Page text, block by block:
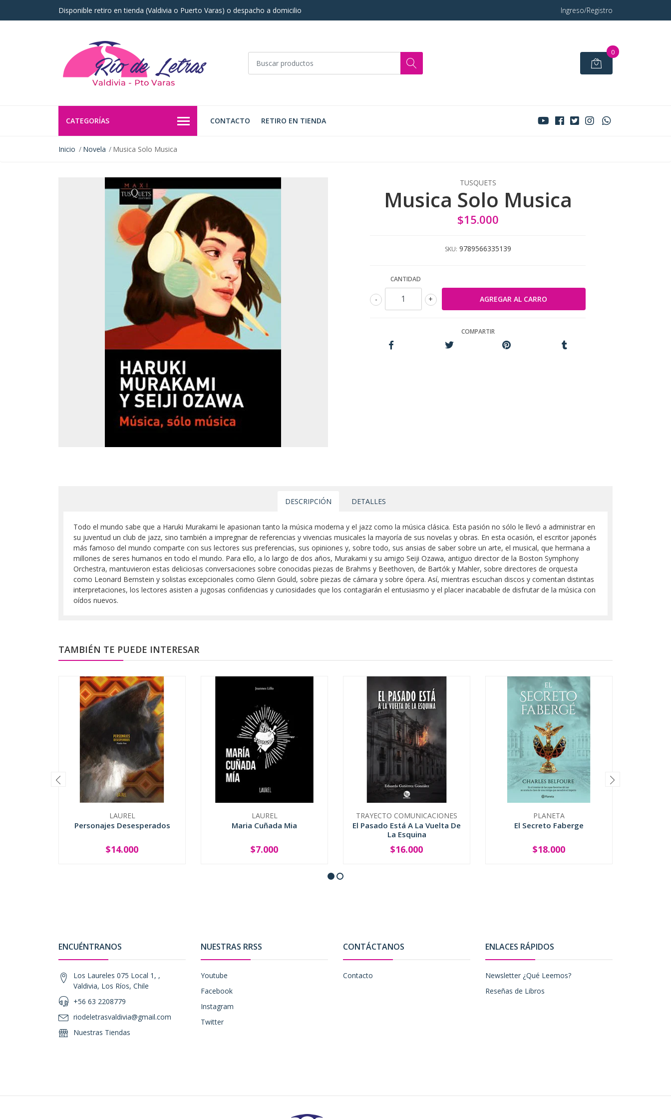
Disponible retiro en tienda (Valdivia o Puerto Varas) o despacho a domicilio Ingreso/Registro
0
CATEGORÍAS CONTACTO RETIRO EN TIENDA
Inicio Novela Musica Solo Musica
TUSQUETS
Musica Solo Musica
$15.000
SKU: 9789566335139
CANTIDAD
+
-
COMPARTIR
DESCRIPCIÓN DETALLES
Todo el mundo sabe que a Haruki Murakami le apasionan tanto la música moderna y el jazz como la música clásica. Esta pasión no sólo le llevó a administrar en
su juventud un club de jazz, sino también a impregnar de referencias y vivencias musicales la mayoría de sus novelas y obras. En esta ocasión, el escritor japonés
más famoso del mundo comparte con sus lectores sus preferencias, sus opiniones y, sobre todo, sus ansias de saber sobre un arte, el musical, que hermana a
millones de seres humanos en todo el mundo. Para ello, a lo largo de dos años, Murakami y su amigo Seiji Ozawa, antiguo director de la Boston Symphony
Orchestra, mantuvieron estas deliciosas conversaciones sobre conocidas piezas de Brahms y Beethoven, de Bartók y Mahler, sobre directores de orquesta
como Leonard Bernstein y solistas excepcionales como Glenn Gould, sobre piezas de cámara y sobre ópera. Así, mientras escuchan discos y comentan distintas
interpretaciones, los lectores asisten a jugosas confidencias y curiosidades que los contagiarán el entusiasmo y el placer inacabable de disfrutar de la música con
oídos nuevos.
TAMBIÉN TE PUEDE INTERESAR
LAUREL
Personajes Desesperados
+
$14.000
LAUREL
Maria Cuñada Mia
+
$7.000
TRAYECTO COMUNICACIONES
El Pasado Está A La Vuelta De
La Esquina
+
$16.000
PLANETA
El Secreto Faberge
+
$18.000
ENCUÉNTRANOS
Los Laureles 075 Local 1, ,
Valdivia, Los Ríos, Chile
+56 63 2208779
riodeletrasvaldivia@gmail.com
Nuestras Tiendas
NUESTRAS RRSS
Youtube
Facebook
Instagram
Twitter
CONTÁCTANOS
Contacto
ENLACES RÁPIDOS
Newsletter ¿Qué Leemos?
Reseñas de Libros